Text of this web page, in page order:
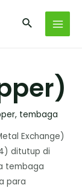
, tembaga
Exchange)
ditutup di
tembaga
para